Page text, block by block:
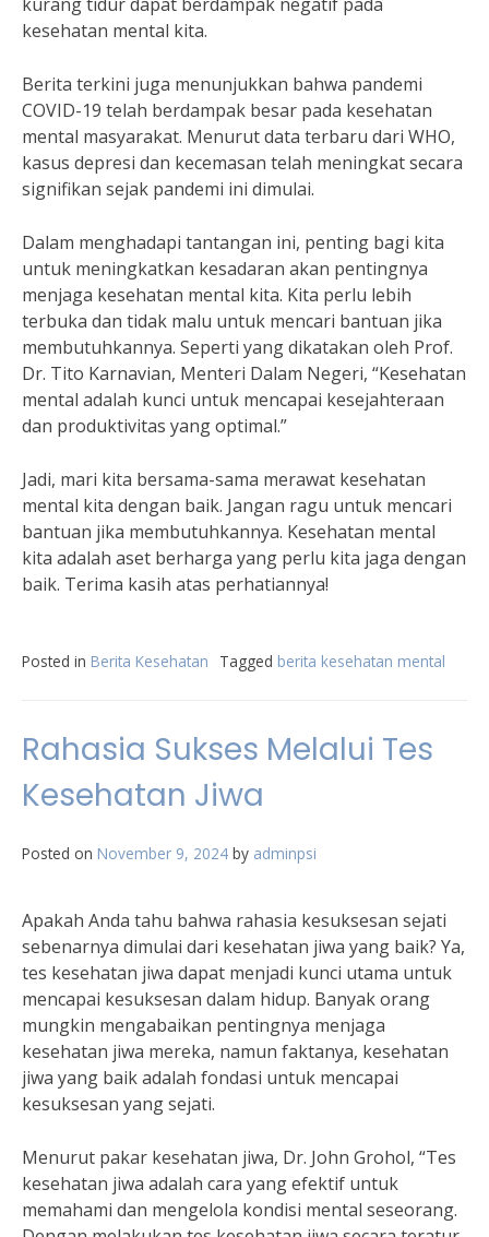
kesehatan mental kita.
Berita terkini juga menunjukkan bahwa pandemi
COVID-19 telah berdampak besar pada kesehatan
mental masyarakat. Menurut data terbaru dari WHO,
kasus depresi dan kecemasan telah meningkat secara
signifikan sejak pandemi ini dimulai.
Dalam menghadapi tantangan ini, penting bagi kita
untuk meningkatkan kesadaran akan pentingnya
menjaga kesehatan mental kita. Kita perlu lebih
terbuka dan tidak malu untuk mencari bantuan jika
membutuhkannya. Seperti yang dikatakan oleh Prof.
Dr. Tito Karnavian, Menteri Dalam Negeri, “Kesehatan
mental adalah kunci untuk mencapai kesejahteraan
dan produktivitas yang optimal.”
Jadi, mari kita bersama-sama merawat kesehatan
mental kita dengan baik. Jangan ragu untuk mencari
bantuan jika membutuhkannya. Kesehatan mental
kita adalah aset berharga yang perlu kita jaga dengan
baik. Terima kasih atas perhatiannya!
Posted in Berita Kesehatan Tagged berita kesehatan mental
Rahasia Sukses Melalui Tes
Kesehatan Jiwa
Posted on November 9, 2024 by adminpsi
Apakah Anda tahu bahwa rahasia kesuksesan sejati
sebenarnya dimulai dari kesehatan jiwa yang baik? Ya,
tes kesehatan jiwa dapat menjadi kunci utama untuk
mencapai kesuksesan dalam hidup. Banyak orang
mungkin mengabaikan pentingnya menjaga
kesehatan jiwa mereka, namun faktanya, kesehatan
jiwa yang baik adalah fondasi untuk mencapai
kesuksesan yang sejati.
Menurut pakar kesehatan jiwa, Dr. John Grohol, “Tes
kesehatan jiwa adalah cara yang efektif untuk
memahami dan mengelola kondisi mental seseorang.